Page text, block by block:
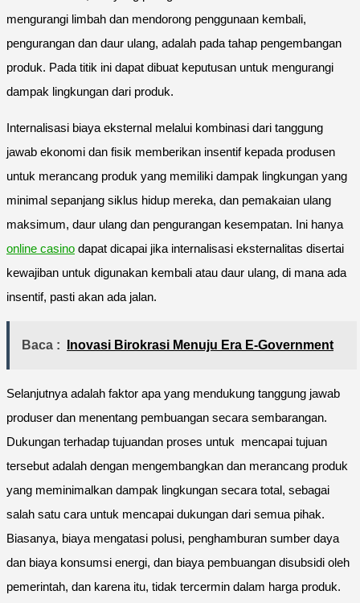
mengurangi limbah dan mendorong penggunaan kembali,
pengurangan dan daur ulang, adalah pada tahap pengembangan
produk. Pada titik ini dapat dibuat keputusan untuk mengurangi
dampak lingkungan dari produk.
Internalisasi biaya eksternal melalui kombinasi dari tanggung
jawab ekonomi dan fisik memberikan insentif kepada produsen
untuk merancang produk yang memiliki dampak lingkungan yang
minimal sepanjang siklus hidup mereka, dan pemakaian ulang
maksimum, daur ulang dan pengurangan kesempatan. Ini hanya
online casino dapat dicapai jika internalisasi eksternalitas disertai
kewajiban untuk digunakan kembali atau daur ulang, di mana ada
insentif, pasti akan ada jalan.
Baca : Inovasi Birokrasi Menuju Era E-Government
Selanjutnya adalah faktor apa yang mendukung tanggung jawab
produser dan menentang pembuangan secara sembarangan.
Dukungan terhadap tujuandan proses untuk mencapai tujuan
tersebut adalah dengan mengembangkan dan merancang produk
yang meminimalkan dampak lingkungan secara total, sebagai
salah satu cara untuk mencapai dukungan dari semua pihak.
Biasanya, biaya mengatasi polusi, penghamburan sumber daya
dan biaya konsumsi energi, dan biaya pembuangan disubsidi oleh
pemerintah, dan karena itu, tidak tercermin dalam harga produk.